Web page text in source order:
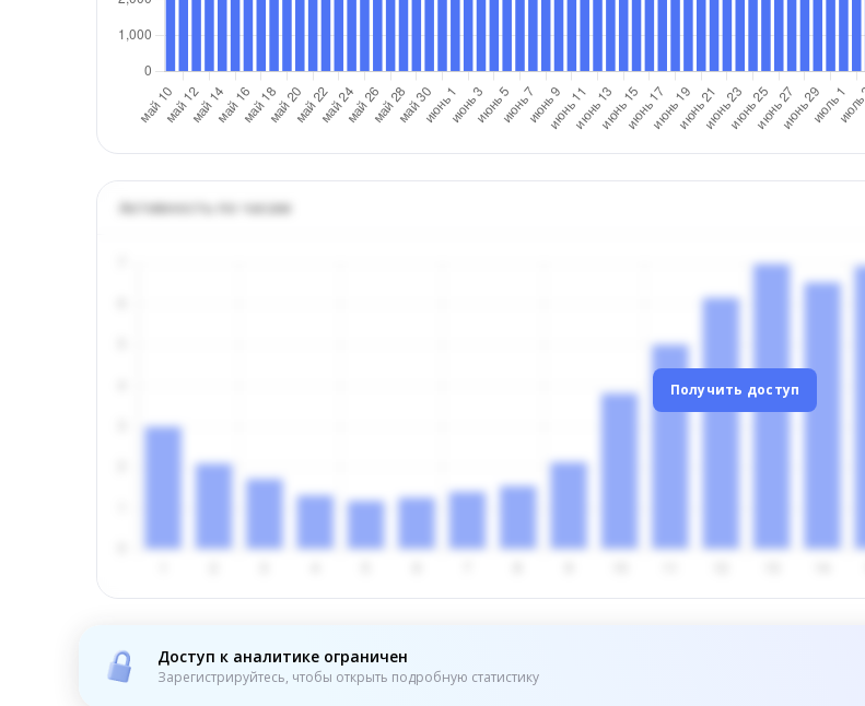
Активность по часам
Получить доступ
Доступ к аналитике ограничен
Зарегистрируйтесь, чтобы открыть подробную статистику